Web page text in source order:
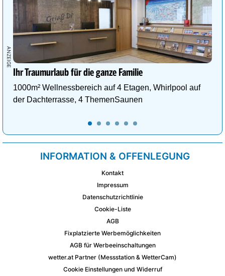
Ihr Traumurlaub für die ganze Familie
1000m² Wellnessbereich auf 4 Etagen, Whirlpool auf
der Dachterrasse, 4 ThemenSaunen
INFORMATION & OFFENLEGUNG
Kontakt
Impressum
Datenschutzrichtlinie
Cookie-Liste
AGB
Fixplatzierte Werbemöglichkeiten
AGB für Werbeeinschaltungen
wetter.at Partner (Messstation & WetterCam)
Cookie Einstellungen und Widerruf